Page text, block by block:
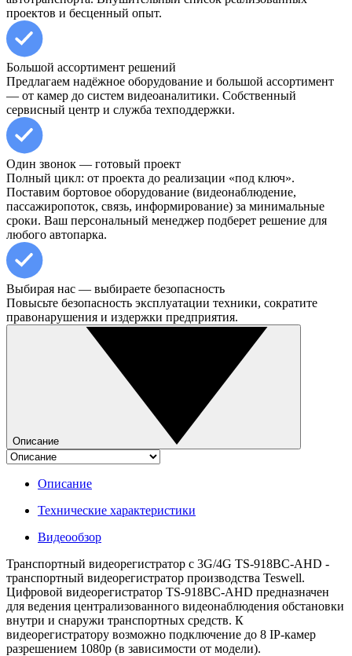
проектов и бесценный опыт.
Большой ассортимент решений
Предлагаем надёжное оборудование и большой ассортимент
— от камер до систем видеоаналитики. Собственный
сервисный центр и служба техподдержки.
Один звонок — готовый проект
Полный цикл: от проекта до реализации «под ключ».
Поставим бортовое оборудование (видеонаблюдение,
пассажиропоток, связь, информирование) за минимальные
сроки. Ваш персональный менеджер подберет решение для
любого автопарка.
Выбирая нас — выбираете безопасность
Повысьте безопасность эксплуатации техники, сократите
правонарушения и издержки предприятия.
Описание
Описание
Технические характеристики
Видеообзор
Транспортный видеорегистратор с 3G/4G TS-918BC-AHD -
транспортный видеорегистратор производства Teswell.
Цифровой видеорегистратор TS-918BC-AHD предназначен
для ведения централизованного видеонаблюдения обстановки
внутри и снаружи транспортных средств. К
видеорегистратору возможно подключение до 8 IP-камер
разрешением 1080p (в зависимости от модели).